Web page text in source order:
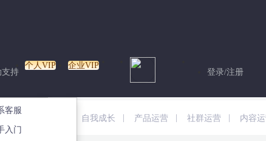
支持
客服
入门
个人VIP 企业VIP
登录/注册
自我成长 产品运营 社群运营 内容